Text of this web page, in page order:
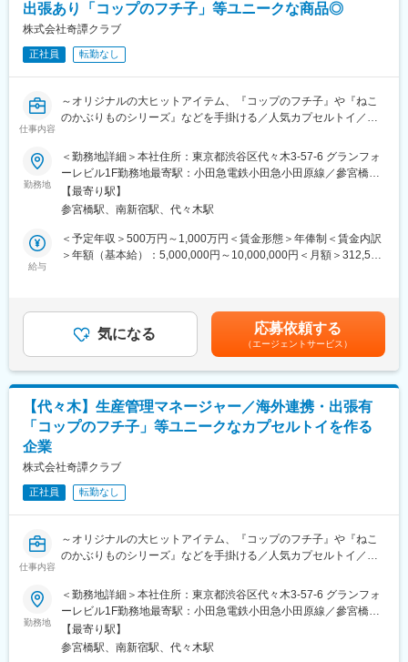
出張あり「コップのフチ子」等ユニークな商品◎
株式会社奇譚クラブ
正社員 転勤なし
仕事内容
～オリジナルの大ヒットアイテム、『コップのフチ子』や『ねこ
のかぶりものシリーズ』などを手掛ける／人気カプセルトイ／
働ける企業～
◇カプセルトイの生産～品質管理まで一貫して関与
◇中国工場と連携した量産・品質マネジメント経験
◇話題性のある人気IP商材に携われる環境
■仕事内容：
だきます。
・受発注に伴う工場との各種調整・確認業務
・量産時の品質管理・改善対応
※毎月10商品以上を継続的にリリースしており、複数商品を並行
※出荷日確定後の工場とのやり取りや各種調整業務は、営業アシス
きる・PUTITTO・おにぎりん具 等
・どこにも無いアイデアとクオリティをモットーに、愛のあるモ
ノづくりを行っている玩具メーカーです。オリジナル商品以外に
も、話題のアニメや人気キャラクターを起用したアイテムも多
数。シリーズ累計2000万個以上を売り上げている自社オリジナル
勤務地
＜勤務地詳細＞本社住所：東京都渋谷区代々木3-57-6 グランフォ
ーレビル1F勤務地最寄駅：小田急電鉄小田急小田原線／參宮橋駅
受動喫煙対策：敷地内喫煙可能場所あり変更の範囲：会社の定め
る事業所
【最寄り駅】
参宮橋駅、南新宿駅、代々木駅
給与
＜予定年収＞500万円～1,000万円＜賃金形態＞年俸制＜賃金内訳
＞年額（基本給）：5,000,000円～10,000,000円＜月額＞312,500
します。■賞与実績：半年に1回、年棒の1／8(2カ月分)を支給■決
算賞与：業績による■昇給：年1回（10月）業績による■残業手
当：別途残業代1分単位にて全額支給賃金はあくまでも目安の金額
であり、選考を通じて上下する可能性があります。月給(月額)は固
定手当を含めた表記です。
気になる 応募依頼する
（エージェントサービス）
【代々木】生産管理マネージャー／海外連携・出張有
「コップのフチ子」等ユニークなカプセルトイを作る
企業
株式会社奇譚クラブ
正社員 転勤なし
仕事内容
～オリジナルの大ヒットアイテム、『コップのフチ子』や『ねこ
のかぶりものシリーズ』などを手掛ける／人気カプセルトイ／
働ける企業～
◇カプセルトイの生産～品質管理まで一貫して担当
◇海外工場と連携したモノづくり経験が積める
◇ヒット商品を支えるやりがいある環境
勤務地
＜勤務地詳細＞本社住所：東京都渋谷区代々木3-57-6 グランフォ
ーレビル1F勤務地最寄駅：小田急電鉄小田急小田原線／參宮橋駅
受動喫煙対策：敷地内喫煙可能場所あり変更の範囲：会社の定め
る事業所
【最寄り駅】
参宮橋駅、南新宿駅、代々木駅